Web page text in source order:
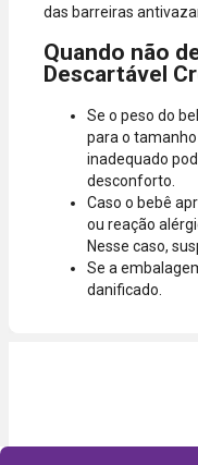
das barreiras
Quando não
Descartável
Se o peso do
para o
inadequado
desconforto.
Caso o bebê
ou reação
Nesse caso,
Se a
danificado.